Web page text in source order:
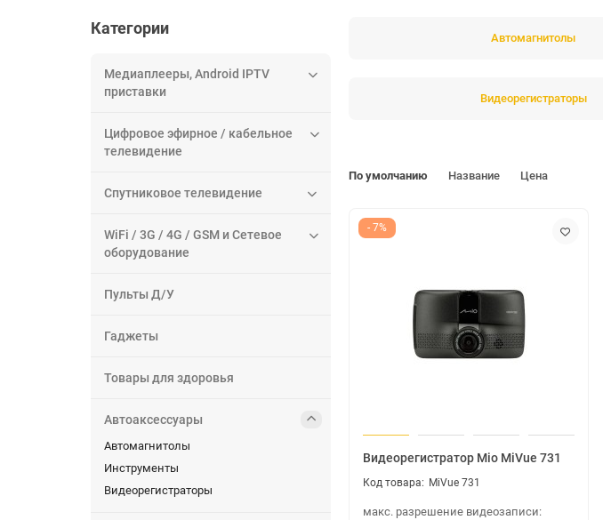
Категории
Медиаплееры, Android IPTV
приставки
Цифровое эфирное / кабельное
телевидение
Спутниковое телевидение
WiFi / 3G / 4G / GSM и Сетевое
оборудование
Пульты Д/У
Гаджеты
Товары для здоровья
Автоаксессуары
Автомагнитолы
Инструменты
Видеорегистраторы
Автомагнитолы
Видеорегистраторы
По умолчанию Название Цена
- 7%
Видеорегистратор Mio MiVue 731
MiVue 731
макс. разрешение видеозаписи: